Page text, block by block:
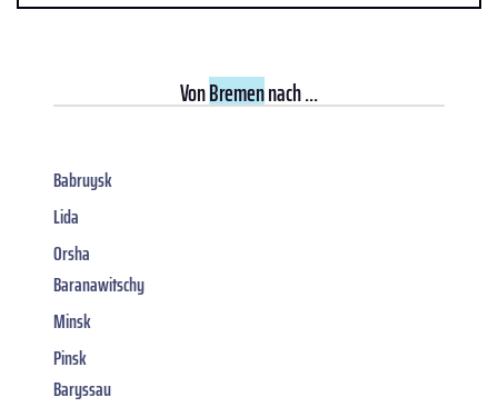
VonBremennach ...
Babruysk
Lida
Orsha
Baranawitschy
Minsk
Pinsk
Baryssau